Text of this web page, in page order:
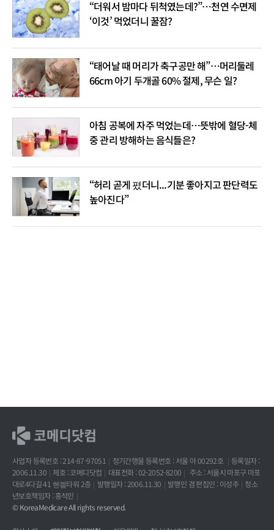
“더워서 밤마다 뒤척였는데?”…천연 수면제
‘이것’ 먹었더니 꿀잠?
“태어날 때 머리가 축구공만 해”…머리둘레
66cm 아기 두개골 60% 절제, 무슨 일?
아침 공복에 자주 먹었는데…뜻밖에 혈당-체
중 관리 방해하는 음식들은?
“허리 곧게 폈더니...기분 좋아지고 판단력도
높아진다”
사업자 등록번호 : 214-87-97051 정기간행물 등록번호 : 서울 아 00292호
등록일자 :
2006.11.30
제호 : 코메디닷컴 대표전화 : 02-2052-8200
주소 : 서울시 마포구 마포
대로4다길 41 헨켈타워 2층
발행일자 : 2006.11.30 발행인 겸 편집인 : 이성주
청소
년보호책임자 : 홍석민
© KoreaMedicare All rights reserved.